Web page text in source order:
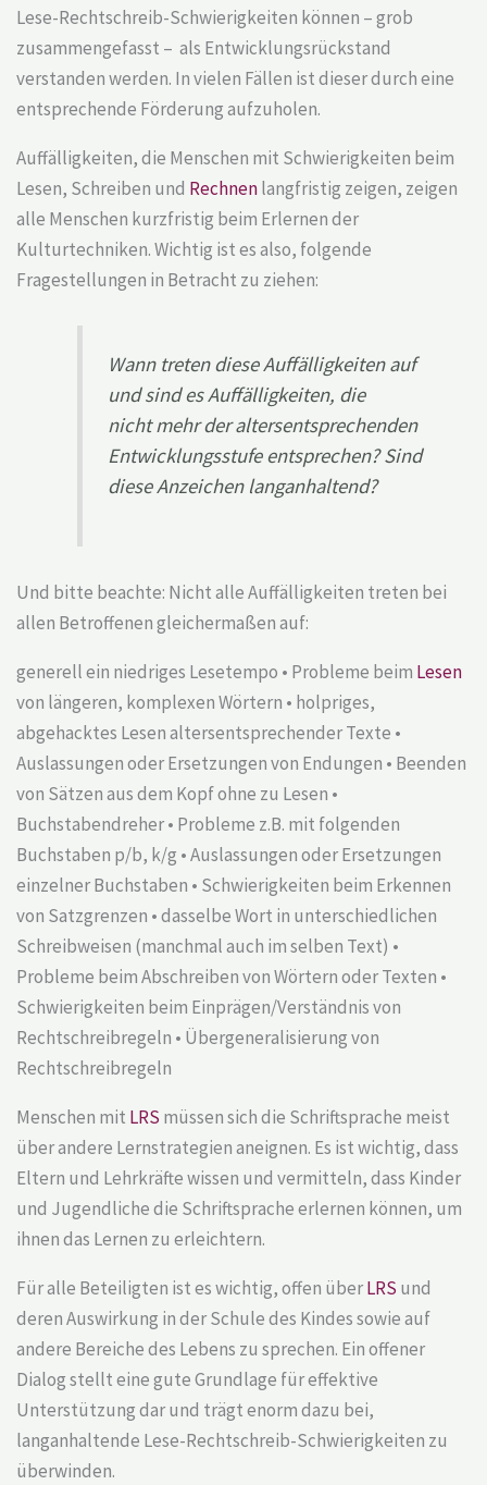
Lese-Rechtschreib-Schwierigkeiten können – grob
zusammengefasst – als Entwicklungsrückstand
verstanden werden. In vielen Fällen ist dieser durch eine
entsprechende Förderung aufzuholen.
Auffälligkeiten, die Menschen mit Schwierigkeiten beim
Lesen, Schreiben und Rechnenlangfristig zeigen, zeigen
alle Menschen kurzfristig beim Erlernen der
Kulturtechniken. Wichtig ist es also, folgende
Fragestellungen in Betracht zu ziehen:
Wann treten diese Auffälligkeiten auf
und sind es Auffälligkeiten, die
nicht mehr der altersentsprechenden
Entwicklungsstufe entsprechen? Sind
diese Anzeichen langanhaltend?
Und bitte beachte: Nicht alle Auffälligkeiten treten bei
allen Betroffenen gleichermaßen auf:
generell ein niedriges Lesetempo • Probleme beim Lesen
von längeren, komplexen Wörtern • holpriges,
abgehacktes Lesen altersentsprechender Texte •
Auslassungen oder Ersetzungen von Endungen • Beenden
von Sätzen aus dem Kopf ohne zu Lesen •
Buchstabendreher • Probleme z.B. mit folgenden
Buchstaben p/b, k/g • Auslassungen oder Ersetzungen
einzelner Buchstaben • Schwierigkeiten beim Erkennen
von Satzgrenzen • dasselbe Wort in unterschiedlichen
Schreibweisen (manchmal auch im selben Text) •
Probleme beim Abschreiben von Wörtern oder Texten •
Schwierigkeiten beim Einprägen/Verständnis von
Rechtschreibregeln • Übergeneralisierung von
Rechtschreibregeln
Menschen mit LRS müssen sich die Schriftsprache meist
über andere Lernstrategien aneignen. Es ist wichtig, dass
Eltern und Lehrkräfte wissen und vermitteln, dass Kinder
und Jugendliche die Schriftsprache erlernen können, um
ihnen das Lernen zu erleichtern.
Für alle Beteiligten ist es wichtig, offen überLRS und
deren Auswirkung in der Schule des Kindes sowie auf
andere Bereiche des Lebens zu sprechen. Ein offener
Dialog stellt eine gute Grundlage für effektive
Unterstützung dar und trägt enorm dazu bei,
langanhaltende Lese-Rechtschreib-Schwierigkeiten zu
überwinden.